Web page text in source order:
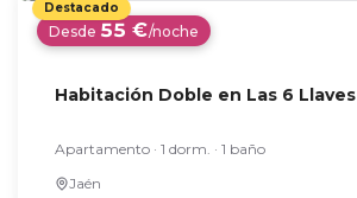
Desde 55 €/noche
Habitación Doble en Las 6 Llaves
Apartamento · 1 dorm. · 1 baño
Jaén